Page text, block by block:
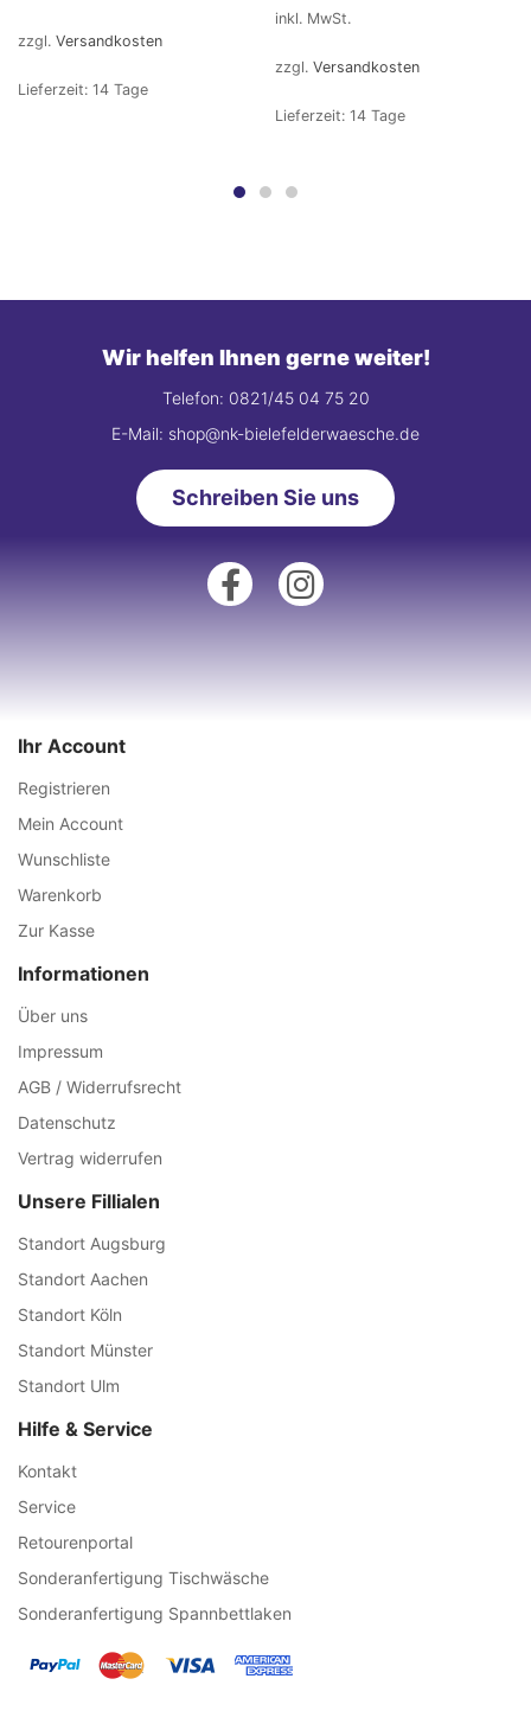
zzgl. Versandkosten
Lieferzeit: 14 Tage
inkl. MwSt.
zzgl. Versandkosten
Lieferzeit: 14 Tage
Wir helfen Ihnen gerne weiter!
Telefon: 0821/45 04 75 20
E-Mail: shop@nk-bielefelderwaesche.de
Schreiben Sie uns
Ihr Account
Registrieren
Mein Account
Wunschliste
Warenkorb
Zur Kasse
Informationen
Über uns
Impressum
AGB / Widerrufsrecht
Datenschutz
Vertrag widerrufen
Unsere Fillialen
Standort Augsburg
Standort Aachen
Standort Köln
Standort Münster
Standort Ulm
Hilfe & Service
Kontakt
Service
Retourenportal
Sonderanfertigung Tischwäsche
Sonderanfertigung Spannbettlaken